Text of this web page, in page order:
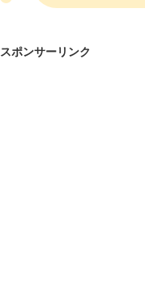
スポンサーリンク